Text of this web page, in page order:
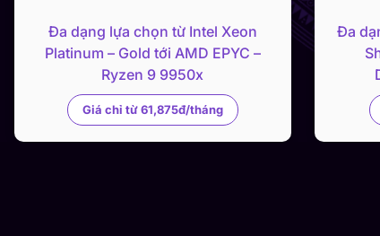
Đa dạng lựa chọn từ Intel Xeon
Platinum – Gold tới AMD EPYC –
Ryzen 9 9950x
Giá chỉ từ 61,875đ/tháng
Đa